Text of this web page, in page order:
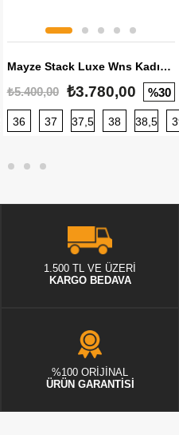
40 40,5 41 42 42,5
Mayze Stack Luxe Wns Kadın Sneaker
₺5.400,00 ₺3.780,00 %30
36 37 37,5 38 38,5
1.500 TL VE ÜZERİ
KARGO BEDAVA
%100 ORİJİNAL
ÜRÜN GARANTİSİ